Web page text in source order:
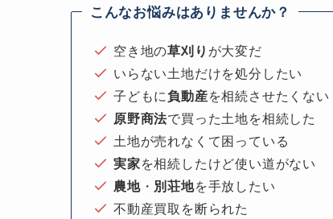
こんなお悩みはありませんか？
空き地の草刈り が大変だ
いらない土地だけを処分したい
子どもに負動産を相続させたくない
原野商法で買った土地を相続した
土地が売れなくて困っている
実家を相続したけど使い道がない
農地・ 別荘地を手放したい
不動産買取を断られた